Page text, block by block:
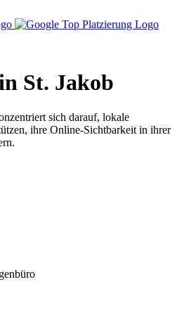
St. Jakob
sich darauf, lokale
ihre Online-Sichtbarkeit in ihrer